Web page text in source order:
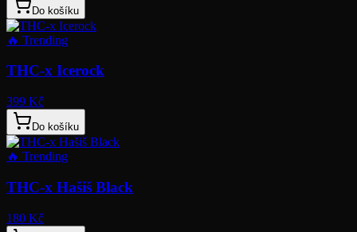
Do košíku
🔥 Trending
THC-x Icerock
399 Kč
Do košíku
🔥 Trending
THC-x Hašiš Black
180 Kč